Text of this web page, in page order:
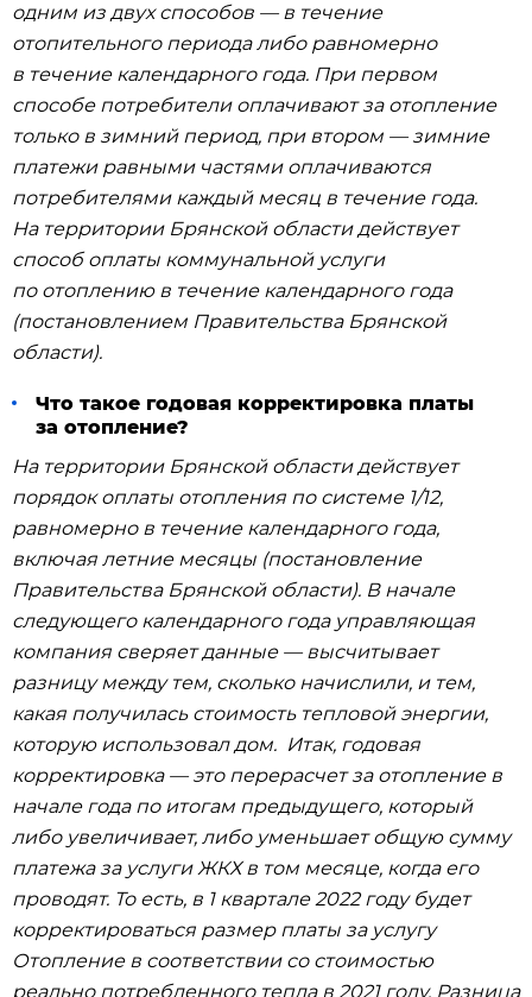
одним из двух способов — в течение
отопительного периода либо равномерно
в течение календарного года. При первом
способе потребители оплачивают за отопление
только в зимний период, при втором — зимние
платежи равными частями оплачиваются
потребителями каждый месяц в течение года.
На территории Брянской области действует
способ оплаты коммунальной услуги
по отоплению в течение календарного года
(постановлением Правительства Брянской
области).
Что такое годовая корректировка платы
за отопление?
На территории Брянской области действует
порядок оплаты отопления по системе 1/12,
равномерно в течение календарного года,
включая летние месяцы (постановление
Правительства Брянской области). В начале
следующего календарного года управляющая
компания сверяет данные — высчитывает
разницу между тем, сколько начислили, и тем,
какая получилась стоимость тепловой энергии,
которую использовал дом. Итак, годовая
корректировка — это перерасчет за отопление в
начале года по итогам предыдущего, который
либо увеличивает, либо уменьшает общую сумму
платежа за услуги ЖКХ в том месяце, когда его
проводят. То есть, в 1 квартале 2022 году будет
корректироваться размер платы за услугу
Отопление в соответствии со стоимостью
реально потребленного тепла в 2021 году. Разница